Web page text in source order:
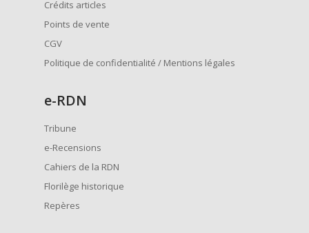
Crédits articles
Points de vente
CGV
Politique de confidentialité / Mentions légales
e-RDN
Tribune
e-Recensions
Cahiers de la RDN
Florilège historique
Repères